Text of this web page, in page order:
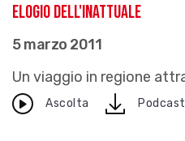
Elogio dell'inattuale
5 marzo 2011
Un viaggio in regione
Ascolta downloadPodcast